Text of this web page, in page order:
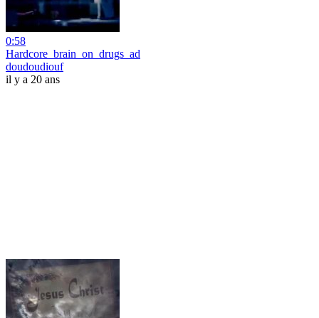
0:58
Hardcore_brain_on_drugs_ad
doudoudiouf
il y a 20 ans